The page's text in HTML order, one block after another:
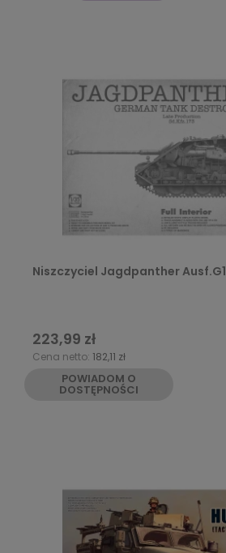
Niszczyciel Jagdpanther Ausf.G1
223,99 zł
Cena netto: 182,11 zł
POWIADOM O
DOSTĘPNOŚCI